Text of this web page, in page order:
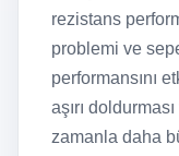
rezistans
problemi ve
performansını
aşırı
zamanla daha